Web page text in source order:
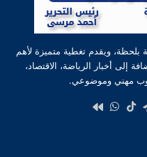
ويقدم تغطية متميزة لأهم
إلى أخبار الرياضة، الاقتصاد،
مهني وموضوعي.
تيلقرام‫TikTokواتساب